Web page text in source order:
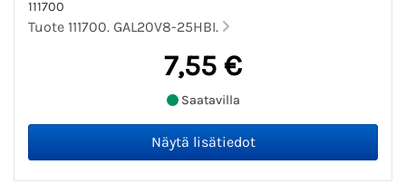
111700
Tuote 111700. GAL20V8-25HBI.
7,55 €
Saatavilla